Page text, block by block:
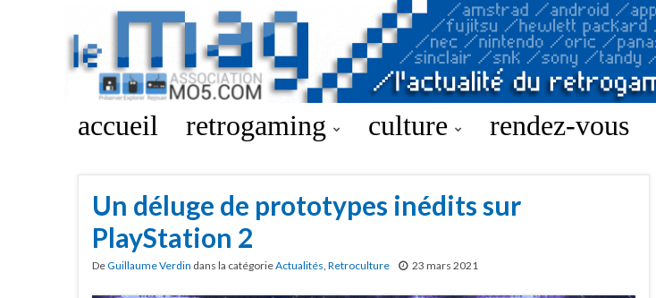
accueil retrogaming culture rendez-vous
Un déluge de prototypes inédits sur
PlayStation 2
DeGuillaume Verdin dans la catégorieActualités, Retroculture 23 mars 2021